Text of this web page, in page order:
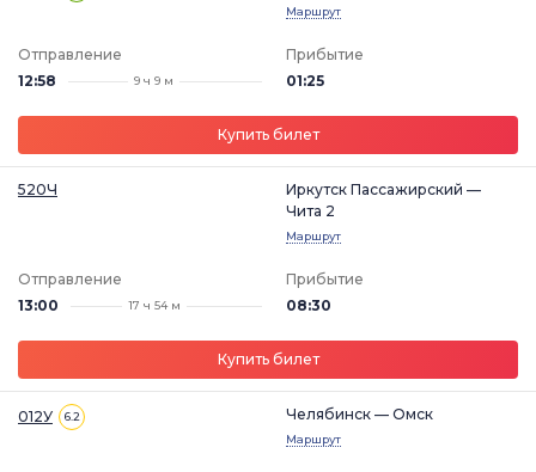
Маршрут
Отправление
12:58
9 ч 9 м
Прибытие
01:25
Купить билет
520Ч
Иркутск Пассажирский —
Чита 2
Маршрут
Отправление
13:00
17 ч 54 м
Прибытие
08:30
Купить билет
012У 6.2 Челябинск — Омск
Маршрут